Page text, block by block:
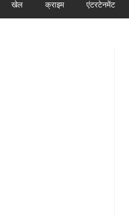
खेल क्राइम एंटरटेनमेंट